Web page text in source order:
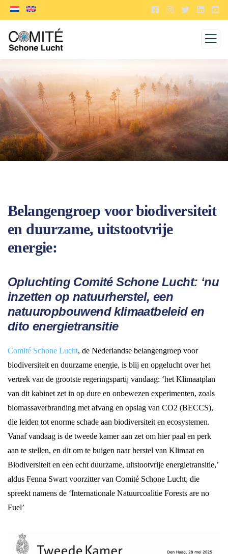
Belangengroep voor biodiversiteit
en duurzame, uitstootvrije
energie:
Opluchting Comité Schone Lucht: ‘nu
inzetten op natuurherstel, een
natuuropbouwend klimaatbeleid en
dito energietransitie
Comité Schone Lucht, de Nederlandse belangengroep voor
biodiversiteit en duurzame energie, is blij en opgelucht over het
vertrek van de grootste regeringspartij vandaag: ‘het Klimaatplan
van dit kabinet zet in op dure en onbewezen experimenten, zoals
biomassaverbranding met afvang en opslag van CO2 (BECCS),
die leiden tot enorme schade aan biodiversiteit en ecosystemen.
Vanaf vandaag is de tweede kamer aan zet om hier paal en perk
aan te stellen, en dit om te buigen naar herstel van Klimaat en
Biodiversiteit en een echt duurzame, uitstootvrije energietransitie,’
aldus Fenna Swart voorzitter van Comité Schone Lucht, die
spreekt namens de ‘Internationale Natuurcoalitie Forests are no
Fuel’